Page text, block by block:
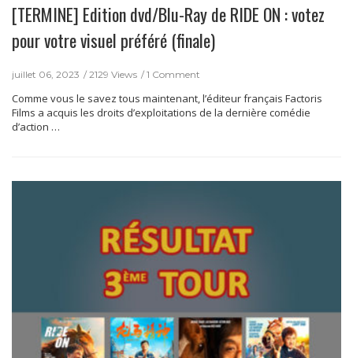
[TERMINE] Edition dvd/Blu-Ray de RIDE ON : votez
pour votre visuel préféré (finale)
juillet 06, 2023 2129 Views 1 Comment
Comme vous le savez tous maintenant, l’éditeur français Factoris
Films a acquis les droits d’exploitations de la dernière comédie
d’action …